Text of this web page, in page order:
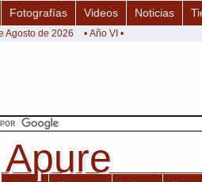
Fotografías Videos Noticias
Agosto de 2026 • Año VI •
Apure
Apure